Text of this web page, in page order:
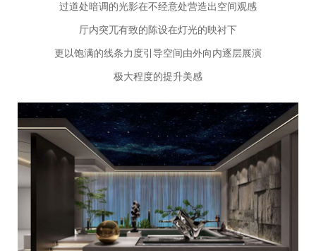
过道处暗调的光影在不经意处营造出空间观感
厅内突兀有致的陈设在灯光的映衬下
更以饱满的线条力度引导空间由外向内逐层展演
极大程度的提升美感